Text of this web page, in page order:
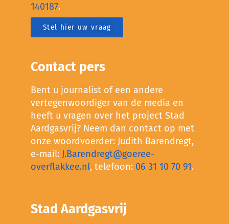
140187.
Stel hier uw vraag
Contact pers
Bent u journalist of een andere
vertegenwoordiger van de media en
heeft u vragen over het project Stad
Aardgasvrij? Neem dan contact op met
onze woordvoerder: Judith Barendregt,
e-mail: J.Barendregt@goeree-
overflakkee.nl, telefoon: 06 31 10 70 91.
Stad Aardgasvrij